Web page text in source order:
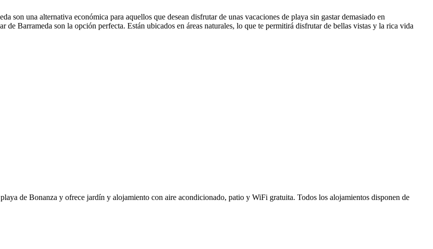
son una alternativa económica para aquellos que desean disfrutar de unas vacaciones de playa sin gastar demasiado en
de Barrameda son la opción perfecta. Están ubicados en áreas naturales, lo que te permitirá disfrutar de bellas vistas y la rica vida
de Bonanza y ofrece jardín y alojamiento con aire acondicionado, patio y WiFi gratuita. Todos los alojamientos disponen de